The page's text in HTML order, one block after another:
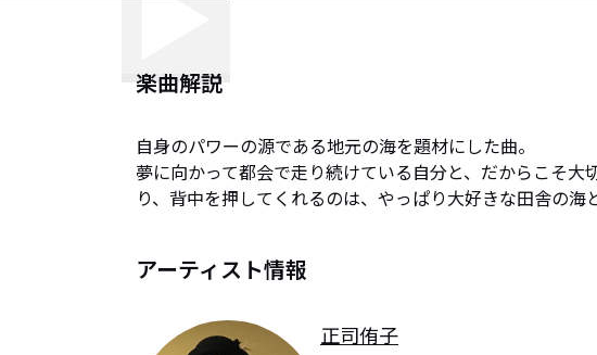
楽曲解説
自身のパワーの源である地元の海を題材にした曲。
夢に向かって都会で走り続けている自分と、だからこそ
り、背中を押してくれるのは、やっぱり大好きな田舎の海
アーティスト情報
正司侑子